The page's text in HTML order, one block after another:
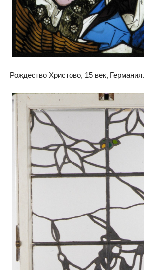
Рождество Христово, 15 век, Германия.